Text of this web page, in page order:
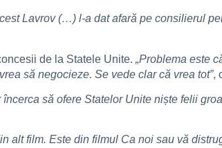
Lavrov (…) l-a dat afară pe consilierul
de la Statele Unite. „Problema este
să negocieze. Se vede clar că vrea tot”,
încerca să ofere Statelor Unite niște felii
alt film. Este din filmul Ca noi sau vă